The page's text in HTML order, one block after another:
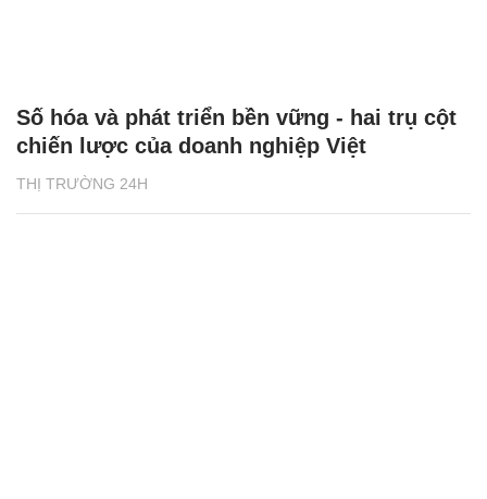
THỊ TRƯỜNG 24H
Số hóa và phát triển bền vững - hai trụ cột
chiến lược của doanh nghiệp Việt